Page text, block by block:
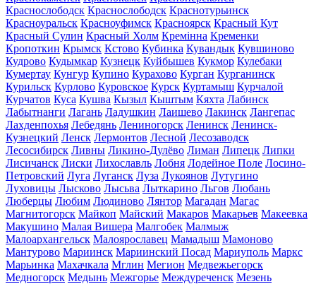
Краснослободск Краснослободск Краснотурьинск
Красноуральск Красноуфимск Красноярск Красный Кут
Красный Сулин Красный Холм Кремінна Кременки
Кропоткин Крымск Кстово Кубинка Кувандык Кувшиново
Кудрово Кудымкар Кузнецк Куйбышев Кукмор Кулебаки
Кумертау Кунгур Купино Курахово Курган Курганинск
Курильск Курлово Куровское Курск Куртамыш Курчалой
Курчатов Куса Кушва Кызыл Кыштым Кяхта Лабинск
Лабытнанги Лагань Ладушкин Лаишево Лакинск Лангепас
Лахденпохья Лебедянь Лениногорск Ленинск Ленинск-
Кузнецкий Ленск Лермонтов Лесной Лесозаводск
Лесосибирск Ливны Ликино-Дулёво Лиман Липецк Липки
Лисичанск Лиски Лихославль Лобня Лодейное Поле Лосино-
Петровский Луга Луганск Луза Лукоянов Лутугино
Луховицы Лысково Лысьва Лыткарино Льгов Любань
Люберцы Любим Людиново Лянтор Магадан Магас
Магнитогорск Майкоп Майский Макаров Макарьев Макеевка
Макушино Малая Вишера Малгобек Малмыж
Малоархангельск Малоярославец Мамадыш Мамоново
Мантурово Мариинск Мариинский Посад Мариуполь Маркс
Марьинка Махачкала Мглин Мегион Медвежьегорск
Медногорск Медынь Межгорье Междуреченск Мезень